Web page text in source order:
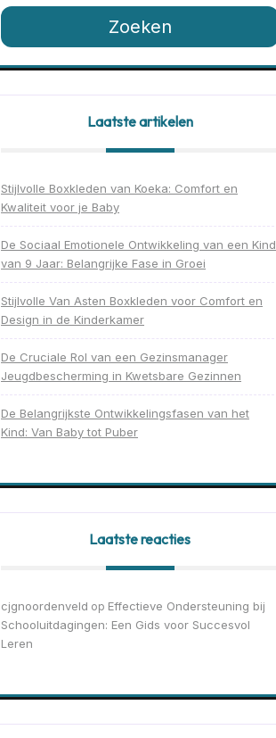
Zoeken
Laatste artikelen
Stijlvolle Boxkleden van Koeka: Comfort en
Kwaliteit voor je Baby
De Sociaal Emotionele Ontwikkeling van een Kind
van 9 Jaar: Belangrijke Fase in Groei
Stijlvolle Van Asten Boxkleden voor Comfort en
Design in de Kinderkamer
De Cruciale Rol van een Gezinsmanager
Jeugdbescherming in Kwetsbare Gezinnen
De Belangrijkste Ontwikkelingsfasen van het
Kind: Van Baby tot Puber
Laatste reacties
cjgnoordenveld op Effectieve Ondersteuning bij
Schooluitdagingen: Een Gids voor Succesvol
Leren